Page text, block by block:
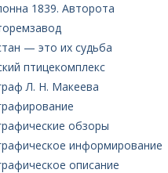
1839. Авторота
— это их судьба
птицекомплекс
Л. Н. Макеева
обзоры
информирование
описание